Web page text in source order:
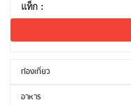
แท็ก :
ท่องเที่ยว
อาหาร